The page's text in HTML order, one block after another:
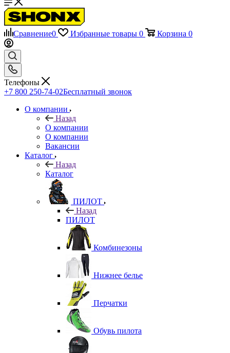
Сравнение0 Избранные товары 0 Корзина 0
Телефоны
+7 800 250-74-02Бесплатный звонок
О компании
Назад
О компании
О компании
Вакансии
Каталог
Назад
Каталог
ПИЛОТ
Назад
ПИЛОТ
Комбинезоны
Нижнее белье
Перчатки
Обувь пилота